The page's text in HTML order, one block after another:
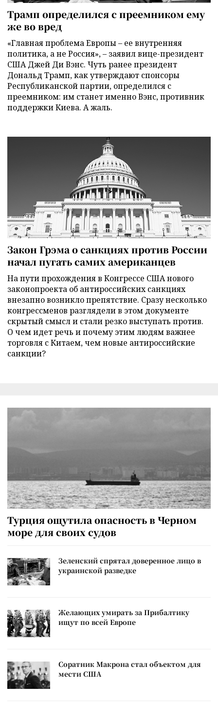
Трамп определился с преемником ему
же во вред
«Главная проблема Европы – ее внутренняя
политика, а не Россия», – заявил вице-президент
США Джей Ди Вэнс. Чуть ранее президент
Дональд Трамп, как утверждают спонсоры
Республиканской партии, определился с
преемником: им станет именно Вэнс, противник
поддержки Киева. А жаль.
Закон Грэма о санкциях против России
начал пугать самих американцев
На пути прохождения в Конгрессе США нового
законопроекта об антироссийских санкциях
внезапно возникло препятствие. Сразу несколько
конгрессменов разглядели в этом документе
скрытый смысл и стали резко выступать против.
О чем идет речь и почему этим людям важнее
торговля с Китаем, чем новые антироссийские
санкции?
Турция ощутила опасность в Черном
море для своих судов
Зеленский спрятал доверенное лицо в
украинской разведке
Желающих умирать за Прибалтику
ищут по всей Европе
Соратник Макрона стал объектом для
мести США